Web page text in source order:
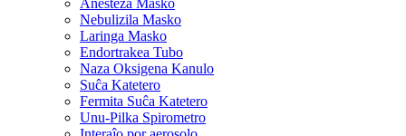
Nebulizila Masko
Laringa Masko
Endortrakea Tubo
Naza Oksigena Kanulo
Suĉa Katetero
Fermita Suĉa Katetero
Unu-Pilka Spirometro